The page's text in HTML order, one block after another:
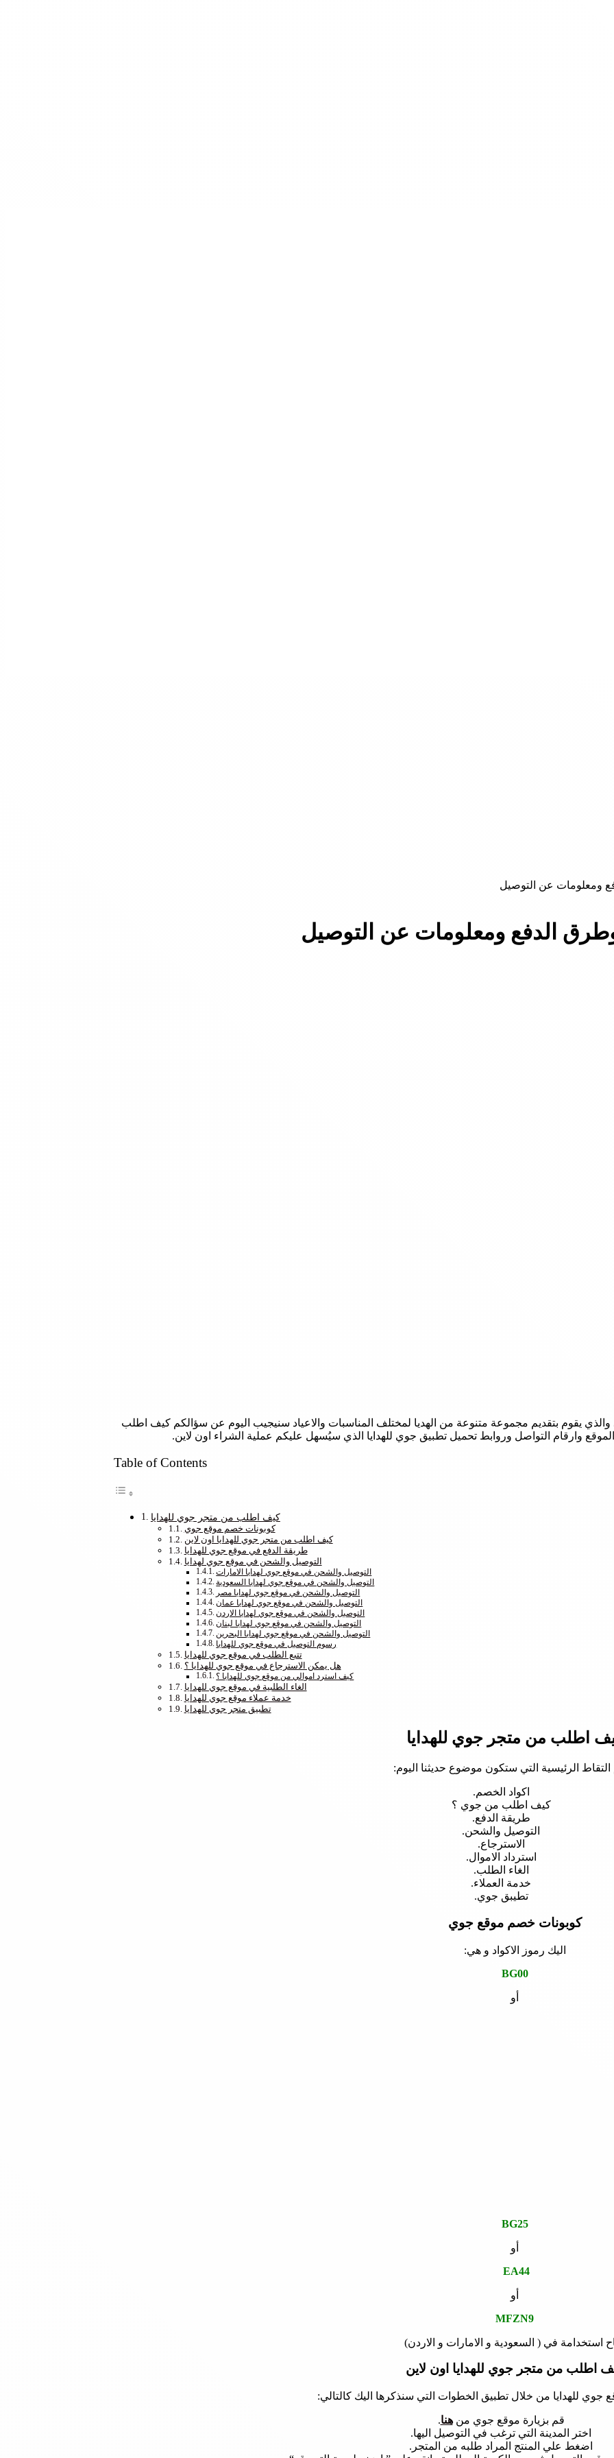
ومعلومات عن التوصيل
الدفع ومعلومات عن التوصيل
يقوم بتقديم مجموعة متنوعة من الهديا لمختلف المناسبات والاعياد سنيجيب اليوم عن سؤالكم كيف اطلب
وارقام التواصل وروابط تحميل تطبيق جوي للهدايا الذي سيُسهل عليكم عملية الشراء اون لاين.
Table of Contents
كيف اطلب من متجر جوي للهدايا
كوبونات خصم موقع جوي
كيف اطلب من متجر جوي للهدايا اون لاين
طريقة الدفع في موقع جوي للهدايا
التوصيل والشحن في موقع جوي لهدايا
التوصيل والشحن في موقع جوي لهدايا الامارات
التوصيل والشحن في موقع جوي لهدايا السعودية
التوصيل والشحن في موقع جوي لهدايا مصر
التوصيل والشحن في موقع جوي لهدايا عمان
التوصيل والشحن في موقع جوي لهدايا الاردن
التوصيل والشحن في موقع جوي لهدايا لبنان
التوصيل والشحن في موقع جوي لهدايا البحرين
رسوم التوصيل في موقع جوي للهدايا
تتبع الطلب في موقع جوي للهدايا
هل يمكن الاسترجاع في موقع جوي للهدايا ؟
كيف استرد اموالي من موقع جوي للهدايا ؟
الغاء الطلبية في موقع جوي للهدايا
خدمة عملاء موقع جوي للهدايا
تطبيق متجر جوي للهدايا
اطلب من متجر جوي للهدايا
التقاط الرئيسية التي ستكون موضوع حديثنا اليوم:
اكواد الخصم.
كيف اطلب من جوي ؟
طريقة الدفع.
التوصيل والشحن.
الاسترجاع.
استرداد الاموال.
الغاء الطلب.
خدمة العملاء.
تطيبق جوي.
كوبونات خصم موقع جوي
اليك رموز الاكواد و هي:
BG00
أو
BG25
أو
EA44
أو
MFZN9
استخدامة في ( السعودية و الامارات و الاردن)
اطلب من متجر جوي للهدايا اون لاين
للهدايا من خلال تطبيق الخطوات التي سنذكرها اليك كالتالي:
قم بزيارة موقع جوي منهنا.
اختر المدينة التي ترغب في التوصيل اليها.
اضغط علي المنتج المراد طلبه من المتجر.